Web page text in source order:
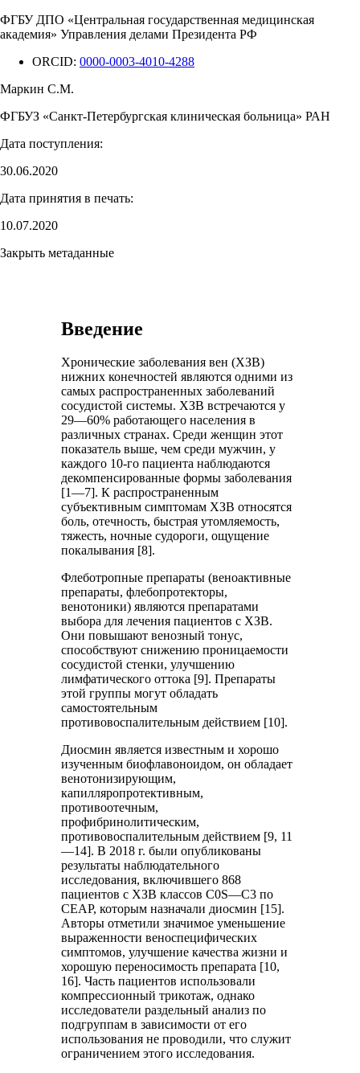
ФГБУ ДПО «Центральная государственная медицинская
академия» Управления делами Президента РФ
ORCID: 0000-0003-4010-4288
Маркин С.М.
ФГБУЗ «Санкт-Петербургская клиническая больница» РАН
Дата поступления:
30.06.2020
Дата принятия в печать:
10.07.2020
Закрыть метаданные
Введение
Хронические заболевания вен (ХЗВ)
нижних конечностей являются одними из
самых распространенных заболеваний
сосудистой системы. ХЗВ встречаются у
29—60% работающего населения в
различных странах. Среди женщин этот
показатель выше, чем среди мужчин, у
каждого 10-го пациента наблюдаются
декомпенсированные формы заболевания
[1—7]. К распространенным
субъективным симптомам ХЗВ относятся
боль, отечность, быстрая утомляемость,
тяжесть, ночные судороги, ощущение
покалывания [8].
Флеботропные препараты (веноактивные
препараты, флебопротекторы,
венотоники) являются препаратами
выбора для лечения пациентов с ХЗВ.
Они повышают венозный тонус,
способствуют снижению проницаемости
сосудистой стенки, улучшению
лимфатического оттока [9]. Препараты
этой группы могут обладать
самостоятельным
противовоспалительным действием [10].
Диосмин является известным и хорошо
изученным биофлавоноидом, он обладает
венотонизирующим,
капилляропротективным,
противоотечным,
профибринолитическим,
противовоспалительным действием [9, 11
—14]. В 2018 г. были опубликованы
результаты наблюдательного
исследования, включившего 868
пациентов с ХЗВ классов C0S—C3 по
CEAP, которым назначали диосмин [15].
Авторы отметили значимое уменьшение
выраженности веноспецифических
симптомов, улучшение качества жизни и
хорошую переносимость препарата [10,
16]. Часть пациентов использовали
компрессионный трикотаж, однако
исследователи раздельный анализ по
подгруппам в зависимости от его
использования не проводили, что служит
ограничением этого исследования.